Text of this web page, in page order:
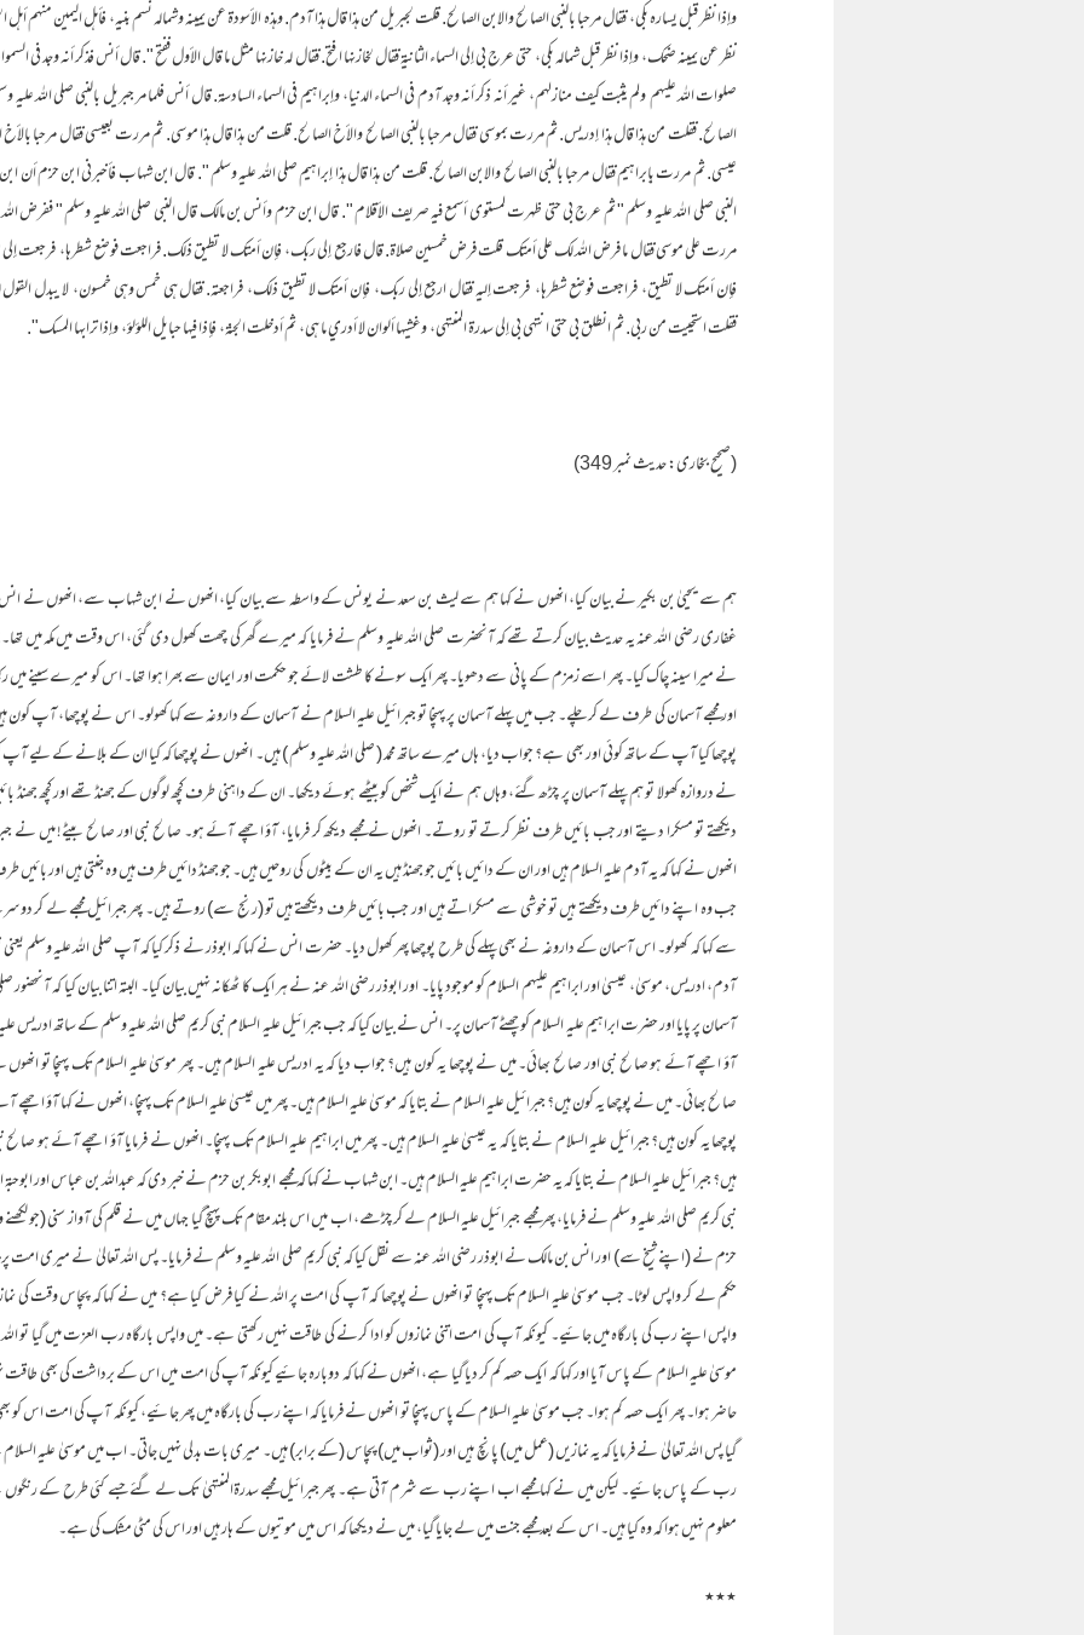
وإذا نظر قبل يساره بكى،‏‏‏‏ ‏‏‏‏ فقال مرحبا بالنبي الصالح والابن الصالح‏.‏ قلت لجبريل من هذا قال هذا آدم‏.‏ وهذه الأسودة عن يمينه وشماله نسم بنيه،‏‏‏‏ ‏‏‏‏ فأهل اليمين منهم أهل
نظر عن يمينه ضحك،‏‏‏‏ ‏‏‏‏ وإذا نظر قبل شماله بكى،‏‏‏‏ ‏‏‏‏ حتى عرج بي إلى السماء الثانية فقال لخازنها افتح‏.‏ فقال له خازنها مثل ما قال الأول ففتح ‏"‏‏.‏ قال أنس فذكر أنه وجد
صلوات الله عليهم ـ ولم يثبت كيف منازلهم،‏‏‏‏ ‏‏‏‏ غير أنه ذكر أنه وجد آدم في السماء الدنيا،‏‏‏‏ ‏‏‏‏ وإبراهيم في السماء السادسة‏.‏ قال أنس فلما مر جبريل بالنبي صلى الله
الصالح‏.‏ فقلت من هذا قال هذا إدريس‏.‏ ثم مررت بموسى فقال مرحبا بالنبي الصالح والأخ الصالح‏.‏ قلت من هذا قال هذا موسى‏.‏ ثم مررت بعيسى فقال مرحبا بالأخ
عيسى‏.‏ ثم مررت بإبراهيم فقال مرحبا بالنبي الصالح والابن الصالح‏.‏ قلت من هذا قال هذا إبراهيم صلى الله عليه وسلم ‏"‏‏.‏ قال ابن شهاب فأخبرني ابن حزم أن
النبي صلى الله عليه وسلم ‏"‏ ثم عرج بي حتى ظهرت لمستوى أسمع فيه صريف الأقلام ‏"‏‏.‏ قال ابن حزم وأنس بن مالك قال النبي صلى الله عليه وسلم ‏"‏ ففرض
مررت على موسى فقال ما فرض الله لك على أمتك قلت فرض خمسين صلاة‏.‏ قال فارجع إلى ربك،‏‏‏‏ ‏‏‏‏ فإن أمتك لا تطيق ذلك‏.‏ فراجعت فوضع شطرها،‏‏‏‏ ‏‏‏‏ فرجعت
فإن أمتك لا تطيق،‏‏‏‏ ‏‏‏‏ فراجعت فوضع شطرها،‏‏‏‏ ‏‏‏‏ فرجعت إليه فقال ارجع إلى ربك،‏‏‏‏ ‏‏‏‏ فإن أمتك لا تطيق ذلك،‏‏‏‏ ‏‏‏‏ فراجعته‏.‏ فقال هي خمس وهى خمسون،‏‏‏‏ ‏‏‏‏ لا يبدل
فقلت استحييت من ربي‏.‏ ثم انطلق بي حتى انتهى بي إلى سدرة المنتهى،‏‏‏‏ ‏‏‏‏ وغشيها ألوان لا أدري ما هي،‏‏‏‏ ‏‏‏‏ ثم أدخلت الجنة،‏‏‏‏ ‏‏‏‏ فإذا فيها حبايل اللؤلؤ،‏‏‏‏ ‏‏‏‏ وإذا ترابها المسك‏"‏‏.‏
(صحیح بخاری: حدیث نمبر 349)
ہم سے یحییٰ بن بکیر نے بیان کیا، انھوں نے کہا ہم سے لیث بن سعد نے یونس کے واسطہ سے بیان کیا، انھوں نے ابن شہاب سے، انھوں نے انس
غفاری رضی اللہ عنہ یہ حدیث بیان کرتے تھے کہ آنحضرت صلی اللہ علیہ وسلم نے فرمایا کہ میرے گھر کی چھت کھول دی گئی، اس وقت میں مکہ میں تھا۔
نے میرا سینہ چاک کیا۔ پھر اسے زمزم کے پانی سے دھویا۔ پھر ایک سونے کا طشت لائے جو حکمت اور ایمان سے بھرا ہوا تھا۔ اس کو میرے سینے میں رکھ دیا،
اور مجھے آسمان کی طرف لے کر چلے۔ جب میں پہلے آسمان پر پہنچا تو جبرائیل علیہ السلام نے آسمان کے داروغہ سے کہا کھولو۔ اس نے پوچھا، آپ کون
پوچھا کیا آپ کے ساتھ کوئی اور بھی ہے؟ جواب دیا، ہاں میرے ساتھ محمد ( صلی اللہ علیہ وسلم ) ہیں۔ انھوں نے پوچھا کہ کیا ان کے بلانے کے لیے آپ کو
نے دروازہ کھولا تو ہم پہلے آسمان پر چڑھ گئے، وہاں ہم نے ایک شخص کو بیٹھے ہوئے دیکھا۔ ان کے داہنی طرف کچھ لوگوں کے جھنڈ تھے اور کچھ
دیکھتے تو مسکرا دیتے اور جب بائیں طرف نظر کرتے تو روتے۔ انھوں نے مجھے دیکھ کر فرمایا، آؤ اچھے آئے ہو۔ صالح نبی اور صالح بیٹے! میں نے
انھوں نے کہا کہ یہ آدم علیہ السلام ہیں اور ان کے دائیں بائیں جو جھنڈ ہیں یہ ان کے بیٹوں کی روحیں ہیں۔ جو جھنڈ دائیں طرف ہیں وہ جنتی ہیں اور
جب وہ اپنے دائیں طرف دیکھتے ہیں تو خوشی سے مسکراتے ہیں اور جب بائیں طرف دیکھتے ہیں تو (رنج سے) روتے ہیں۔ پھر جبرائیل مجھے لے کر
سے کہا کہ کھولو۔ اس آسمان کے داروغہ نے بھی پہلے کی طرح پوچھا پھر کھول دیا۔ حضرت انس نے کہا کہ ابوذر نے ذکر کیا کہ آپ صلی اللہ علیہ وسلم یعنی
آدم، ادریس، موسیٰ، عیسیٰ اور ابراہیم علیہم السلام کو موجود پایا۔ اور ابوذر رضی اللہ عنہ نے ہر ایک کا ٹھکانہ نہیں بیان کیا۔ البتہ اتنا بیان کیا کہ
آسمان پر پایا اور حضرت ابراہیم علیہ السلام کو چھٹے آسمان پر۔ انس نے بیان کیا کہ جب جبرائیل علیہ السلام نبی کریم صلی اللہ علیہ وسلم کے ساتھ ادریس
آؤ اچھے آئے ہو صالح نبی اور صالح بھائی۔ میں نے پوچھا یہ کون ہیں؟ جواب دیا کہ یہ ادریس علیہ السلام ہیں۔ پھر موسیٰ علیہ السلام تک پہنچا تو
صالح بھائی۔ میں نے پوچھا یہ کون ہیں؟ جبرائیل علیہ السلام نے بتایا کہ موسیٰ علیہ السلام ہیں۔ پھر میں عیسیٰ علیہ السلام تک پہنچا، انھوں نے کہا آؤ
پوچھا یہ کون ہیں؟ جبرائیل علیہ السلام نے بتایا کہ یہ عیسیٰ علیہ السلام ہیں۔ پھر میں ابراہیم علیہ السلام تک پہنچا۔ انھوں نے فرمایا آؤ اچھے آئے ہو
ہیں؟ جبرائیل علیہ السلام نے بتایا کہ یہ حضرت ابراہیم علیہ السلام ہیں۔ ابن شہاب نے کہا کہ مجھے ابوبکر بن حزم نے خبر دی کہ عبداللہ بن عباس اور
نبی کریم صلی اللہ علیہ وسلم نے فرمایا، پھر مجھے جبرائیل علیہ السلام لے کر چڑھے، اب میں اس بلند مقام تک پہنچ گیا جہاں میں نے قلم کی آواز سنی (جو
حزم نے (اپنے شیخ سے) اور انس بن مالک نے ابوذر رضی اللہ عنہ سے نقل کیا کہ نبی کریم صلی اللہ علیہ وسلم نے فرمایا۔ پس اللہ تعالیٰ نے میری
حکم لے کر واپس لوٹا۔ جب موسیٰ علیہ السلام تک پہنچا تو انھوں نے پوچھا کہ آپ کی امت پر اللہ نے کیا فرض کیا ہے؟ میں نے کہا کہ پچاس وقت کی
واپس اپنے رب کی بارگاہ میں جائیے۔ کیونکہ آپ کی امت اتنی نمازوں کو ادا کرنے کی طاقت نہیں رکھتی ہے۔ میں واپس بارگاہ رب العزت میں گیا تو
موسیٰ علیہ السلام کے پاس آیا اور کہا کہ ایک حصہ کم کر دیا گیا ہے، انھوں نے کہا کہ دوبارہ جائیے کیونکہ آپ کی امت میں اس کے برداشت کی بھی
حاضر ہوا۔ پھر ایک حصہ کم ہوا۔ جب موسیٰ علیہ السلام کے پاس پہنچا تو انھوں نے فرمایا کہ اپنے رب کی بارگاہ میں پھر جائیے، کیونکہ آپ کی امت اس کو
گیا پس اللہ تعالیٰ نے فرمایا کہ یہ نمازیں (عمل میں) پانچ ہیں اور (ثواب میں) پچاس (کے برابر) ہیں۔ میری بات بدلی نہیں جاتی۔ اب میں موسیٰ علیہ
رب کے پاس جائیے۔ لیکن میں نے کہا مجھے اب اپنے رب سے شرم آتی ہے۔ پھر جبرائیل مجھے سدرۃالمنتہیٰ تک لے گئے جسے کئی طرح کے رنگوں
معلوم نہیں ہوا کہ وہ کیا ہیں۔ اس کے بعد مجھے جنت میں لے جایا گیا، میں نے دیکھا کہ اس میں موتیوں کے ہار ہیں اور اس کی مٹی مشک کی ہے۔
٭٭٭